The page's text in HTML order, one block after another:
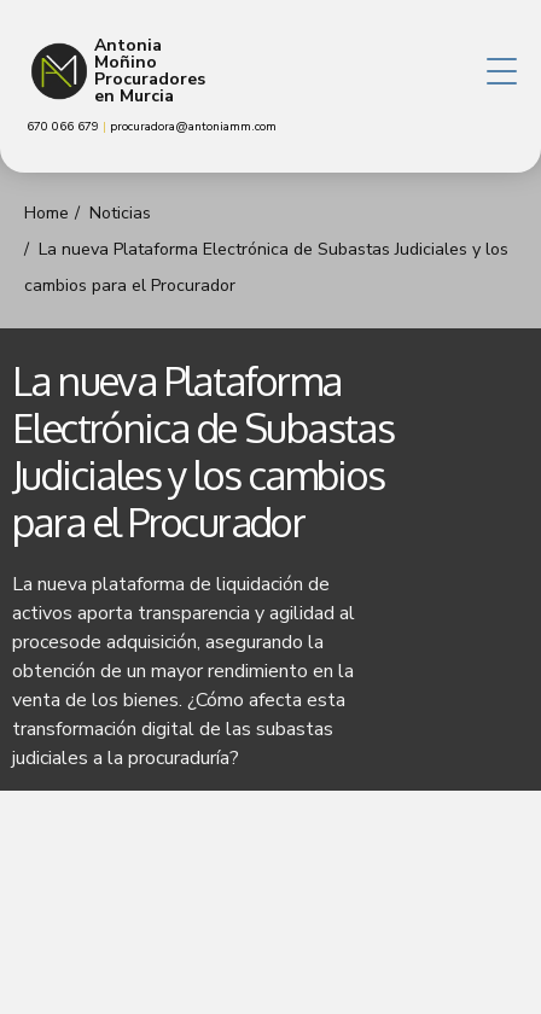
Antonia
Moñino
Procuradores
en Murcia
670 066 679 | procuradora@antoniamm.com
Home
Noticias
La nueva Plataforma Electrónica de Subastas Judiciales y los
cambios para el Procurador
La nueva Plataforma
Electrónica de Subastas
Judiciales y los cambios
para el Procurador
La nueva plataforma de liquidación de
activos aporta transparencia y agilidad al
procesode adquisición, asegurando la
obtención de un mayor rendimiento en la
venta de los bienes. ¿Cómo afecta esta
transformación digital de las subastas
judiciales a la procuraduría?